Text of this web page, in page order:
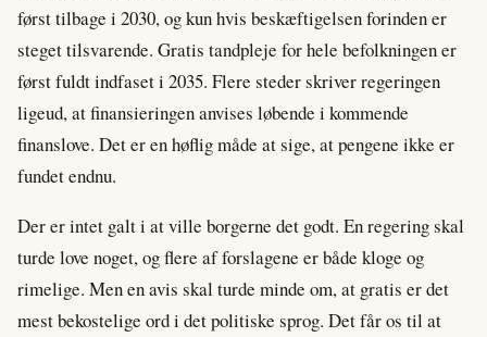
først tilbage i 2030, og kun hvis beskæftigelsen forinden er
steget tilsvarende. Gratis tandpleje for hele befolkningen er
først fuldt indfaset i 2035. Flere steder skriver regeringen
ligeud, at finansieringen anvises løbende i kommende
finanslove. Det er en høflig måde at sige, at pengene ikke er
fundet endnu.
Der er intet galt i at ville borgerne det godt. En regering skal
turde love noget, og flere af forslagene er både kloge og
rimelige. Men en avis skal turde minde om, at gratis er det
mest bekostelige ord i det politiske sprog. Det får os til at